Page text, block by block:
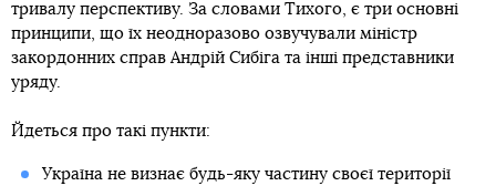
тривалу перспективу. За словами Тихого, є три основні
принципи, що їх неодноразово озвучували міністр
закордонних справ Андрій Сибіга та інші представники
уряду.
Йдеться про такі пункти:
Україна не визнає будь-яку частину своєї території